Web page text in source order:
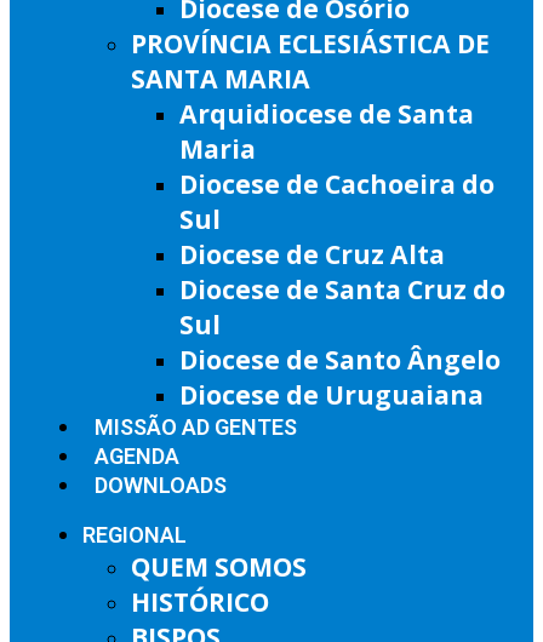
Diocese de Osório
PROVÍNCIA ECLESIÁSTICA DE
SANTA MARIA
Arquidiocese de Santa
Maria
Diocese de Cachoeira do
Sul
Diocese de Cruz Alta
Diocese de Santa Cruz do
Sul
Diocese de Santo Ângelo
Diocese de Uruguaiana
MISSÃO AD GENTES
AGENDA
DOWNLOADS
REGIONAL
QUEM SOMOS
HISTÓRICO